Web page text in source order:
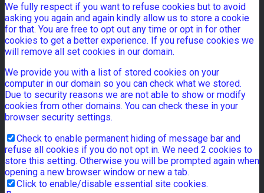
We fully respect if you want to refuse cookies but to avoid
asking you again and again kindly allow us to store a cookie
for that. You are free to opt out any time or opt in for other
cookies to get a better experience. If you refuse cookies we
will remove all set cookies in our domain.
We provide you with a list of stored cookies on your
computer in our domain so you can check what we stored.
Due to security reasons we are not able to show or modify
cookies from other domains. You can check these in your
browser security settings.
Check to enable permanent hiding of message bar and
refuse all cookies if you do not opt in. We need 2 cookies to
store this setting. Otherwise you will be prompted again when
opening a new browser window or new a tab.
Click to enable/disable essential site cookies.